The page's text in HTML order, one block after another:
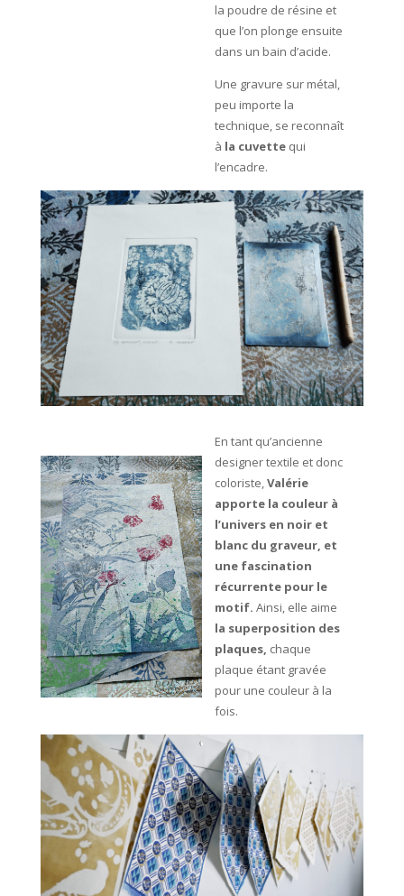
la poudre de résine et
que l’on plonge ensuite
dans un bain d’acide.
Une gravure sur métal,
peu importe la
technique, se reconnaît
à la cuvette qui
l’encadre.
En tant qu’ancienne
designer textile et donc
coloriste,Valérie
apporte la couleur à
l’univers en noir et
blanc du graveur, et
une fascination
récurrente pour le
motif. Ainsi, elle aime
la superposition des
plaques, chaque
plaque étant gravée
pour une couleur à la
fois.